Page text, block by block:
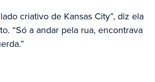
criativo de Kansas City”, diz ela
“Só a andar pela rua, encontrava